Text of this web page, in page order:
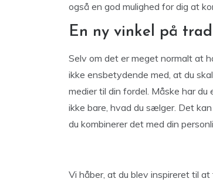
også en god mulighed for dig at
En ny vinkel på
Selv om det er meget normalt at
ikke ensbetydende med, at du
medier til din fordel. Måske har
ikke bare, hvad du sælger. Det
du kombinerer det med din
Vi håber, at du blev inspireret til